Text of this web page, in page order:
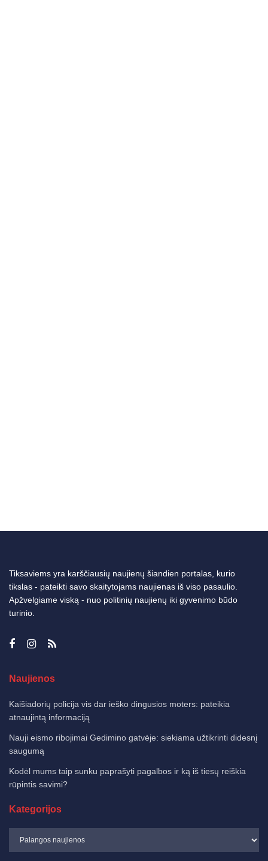
Tiksaviems yra karščiausių naujienų šiandien portalas, kurio
tikslas - pateikti savo skaitytojams naujienas iš viso pasaulio.
Apžvelgiame viską - nuo politinių naujienų iki gyvenimo būdo
turinio.
Naujienos
Kaišiadorių policija vis dar ieško dingusios moters: pateikia
atnaujintą informaciją
Nauji eismo ribojimai Gedimino gatvėje: siekiama užtikrinti didesnį
saugumą
Kodėl mums taip sunku paprašyti pagalbos ir ką iš tiesų reiškia
rūpintis savimi?
Kategorijos